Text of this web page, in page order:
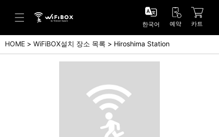
도움말/문의
고객 센터 (English)
한국어 예약 카트
HOME WiFiBOX설치 장소 목록 Hiroshima Station